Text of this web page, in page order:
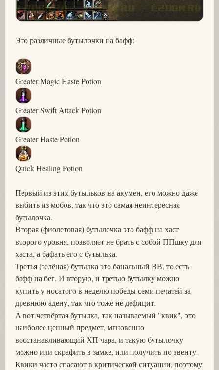
Это различные бутылочки на бафф:
Greater Magic Haste Potion
Greater Swift Attack Potion
Greater Haste Potion
Quick Healing Potion
Первый из этих бутыльков на акумен, его можно даже
выбить из мобов, так что это самая неинтересная
бутылочка.
Вторая (фиолетовая) бутылочка это бафф на хаст
второго уровня, позволяет не брать с собой ППшку для
хаста, а бафать его с бутылька.
Третья (зелёная) бутылка это банальный ВВ, то есть
бафф на бег. И вторую, и третью бутылку можно
купить у носатого в неделю победы семи печатей за
древнюю адену, так что тоже не дефицит.
А вот четвёртая бутылка, так называемый "квик", это
наиболее ценный предмет, мгновенно
восстанавливающий ХП чара, и такую бутылочку
можно или скрафить в замке, или получить по эвенту.
Квики часто спасают в критической ситуации, поэтому